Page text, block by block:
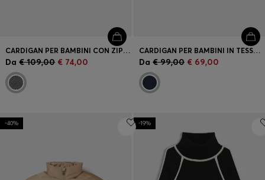
CARDIGAN PER BAMBINI CON ZIP E PARTE ANTERIORE CON MONOGRAMMI
Da € 109,00 € 74,00
CARDIGAN PER BAMBINI IN TESSUTO ELASTICIZZATO A RIGHE
Da € 99,00 € 69,00
-40% -19%